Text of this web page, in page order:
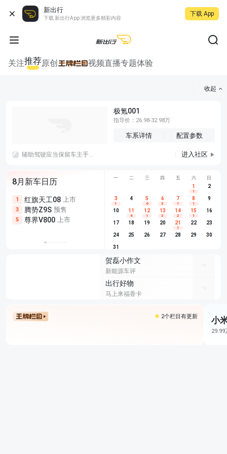
新出行
下载 新出行App 浏览更多精彩内容
下载 App
关注推荐原创 视频直播专题体验
收起
极氪001
指导价：26.98-32.98万
车系详情 配置参数
辅助驾驶应当保留车主手动调速权限，因为机器判断的最优车速不等于用户的实际路况体感 进入社区
8月新车日历
1 红旗天工08 上市
3 腾势Z9S 预售
5 尊界V800 上市
尊界V680 上市
享界G9 预售
别克至境L7 预售
埃安
长城H10
深蓝S05
一 二 三 四 五 六 日
1
1
2
3
1
4 5
6
6
3
7
1
8
1
9
10 11
4
12
1
13
3
14
2
15
1
16
17 18 19 20 21
1
22 23
24 25 26 27 28 29 30
31
贺磊小作文
新能源车评
出行好物
马上来福香卡
2个栏目有更新 小
29.99